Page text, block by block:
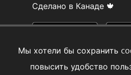
Мы хотели бы сохранить
повысить удобство
Сделано в Канаде 🍁